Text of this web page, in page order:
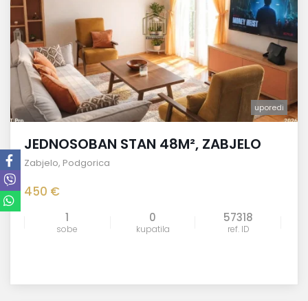
uporedi
JEDNOSOBAN STAN 48M², ZABJELO
Zabjelo, Podgorica
450 €
1
sobe
0
kupatila
57318
ref. ID